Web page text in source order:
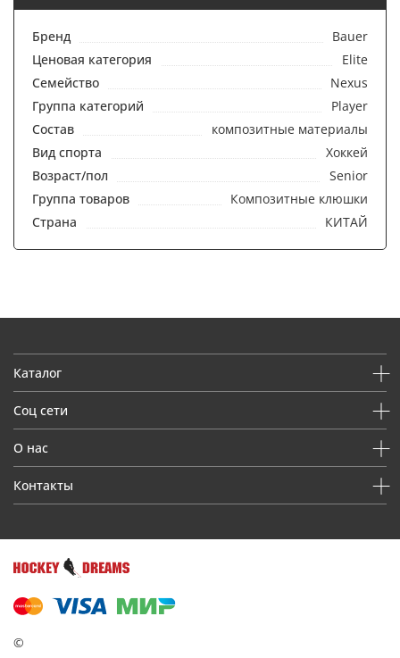
Бренд
Bauer
Ценовая категория
Elite
Семейство
Nexus
Группа категорий
Player
Состав
композитные материалы
Вид спорта
Хоккей
Возраст/пол
Senior
Группа товаров
Композитные клюшки
Страна
КИТАЙ
Каталог
Соц сети
О нас
Контакты
©